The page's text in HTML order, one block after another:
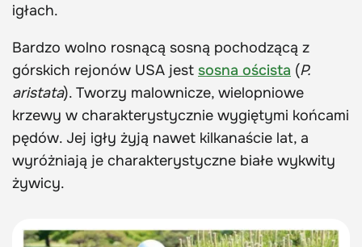
igłach.
Bardzo wolno rosnącą sosną pochodzącą z
górskich rejonów USA jest sosna oścista (P.
aristata). Tworzy malownicze, wielopniowe
krzewy w charakterystycznie wygiętymi końcami
pędów. Jej igły żyją nawet kilkanaście lat, a
wyróżniają je charakterystyczne białe wykwity
żywicy.